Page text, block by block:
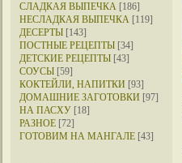
СЛАДКАЯ ВЫПЕЧКА [186]
НЕСЛАДКАЯ ВЫПЕЧКА [119]
ДЕСЕРТЫ [143]
ПОСТНЫЕ РЕЦЕПТЫ [34]
ДЕТСКИЕ РЕЦЕПТЫ [43]
СОУСЫ [59]
КОКТЕЙЛИ, НАПИТКИ [93]
ДОМАШНИЕ ЗАГОТОВКИ [97]
НА ПАСХУ [18]
РАЗНОЕ [72]
ГОТОВИМ НА МАНГАЛЕ [43]